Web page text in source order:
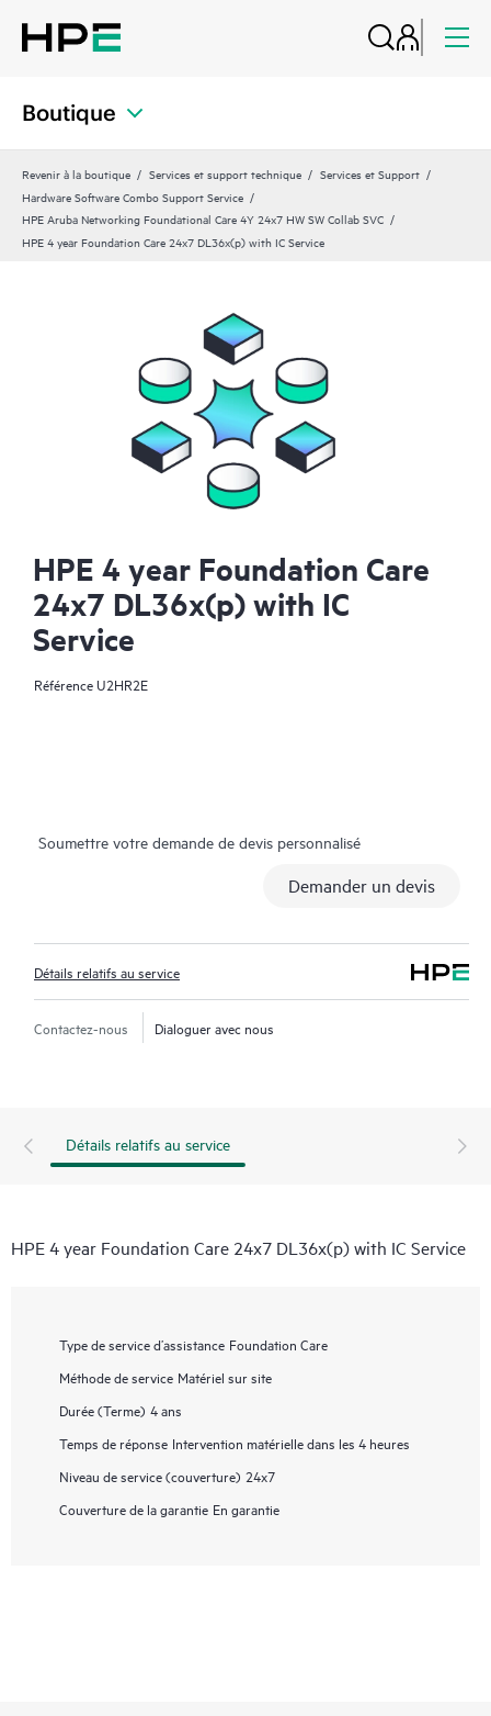
Boutique
Revenir à la boutique Services et support technique
Services et Support
Hardware Software Combo Support Service
HPE Aruba Networking Foundational Care 4Y 24x7 HW SW Collab SVC
HPE 4 year Foundation Care 24x7 DL36x(p) with IC Service
HPE 4 year Foundation Care
24x7 DL36x(p) with IC
Service
RéférenceU2HR2E
Soumettre votre demande de devis personnalisé
Demander un devis
Détails relatifs au service
Contactez-nous Dialoguer avec nous
Détails relatifs au service
HPE 4 year Foundation Care 24x7 DL36x(p) with IC Service
Type de service d’assistance Foundation Care
Méthode de service Matériel sur site
Durée (Terme) 4 ans
Temps de réponse Intervention matérielle dans les 4 heures
Niveau de service (couverture) 24x7
Couverture de la garantie En garantie